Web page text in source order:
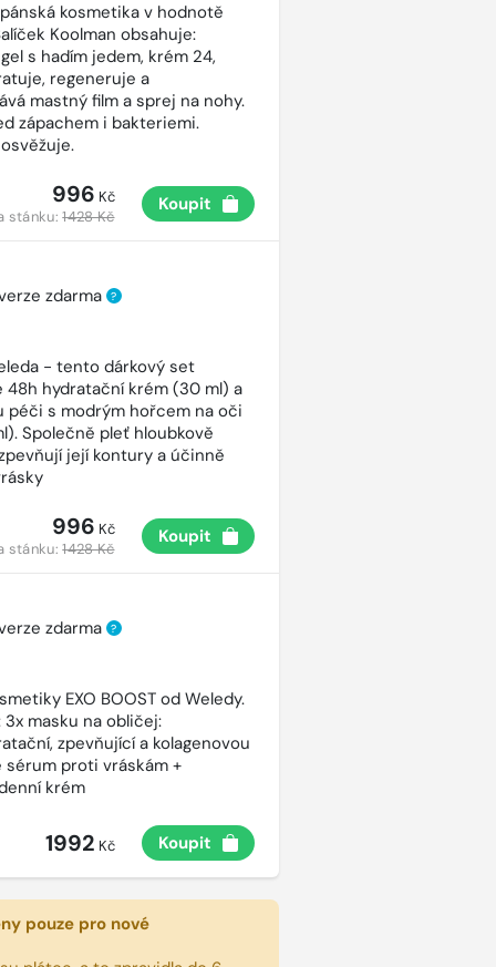
kosmetika v hodnotě
Koolman obsahuje:
s hadím jedem, krém 24,
regeneruje a
mastný film a sprej na nohy.
zápachem i bakteriemi.
996 Kč
stánku:1428 Kč
Koupit
zdarma ?
- tento dárkový set
48h hydratační krém (30 ml) a
péči s modrým hořcem na oči
Společně pleť hloubkově
její kontury a účinně
996 Kč
stánku:1428 Kč
Koupit
zdarma ?
EXO BOOST od Weledy.
3x masku na obličej:
zpevňující a kolagenovou
sérum proti vráskám +
krém
1992 Kč Koupit
pouze pro nové